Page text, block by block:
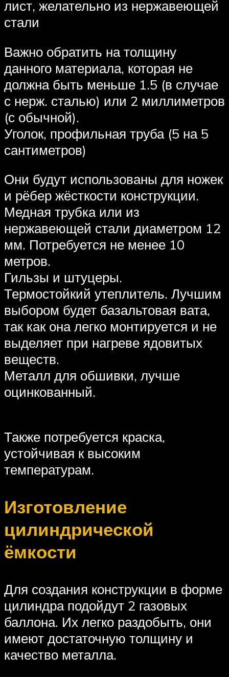
лист, желательно из нержавеющей
стали
Важно обратить на толщину
данного материала, которая не
должна быть меньше 1.5 (в случае
с нерж. сталью) или 2 миллиметров
(с обычной).
Уголок, профильная труба (5 на 5
сантиметров)
Они будут использованы для ножек
и рёбер жёсткости конструкции.
Медная трубка или из
нержавеющей стали диаметром 12
мм. Потребуется не менее 10
метров.
Гильзы и штуцеры.
Термостойкий утеплитель. Лучшим
выбором будет базальтовая вата,
так как она легко монтируется и не
выделяет при нагреве ядовитых
веществ.
Металл для обшивки, лучше
оцинкованный.
Также потребуется краска,
устойчивая к высоким
температурам.
Изготовление
цилиндрической
ёмкости
Для создания конструкции в форме
цилиндра подойдут 2 газовых
баллона. Их легко раздобыть, они
имеют достаточную толщину и
качество металла.